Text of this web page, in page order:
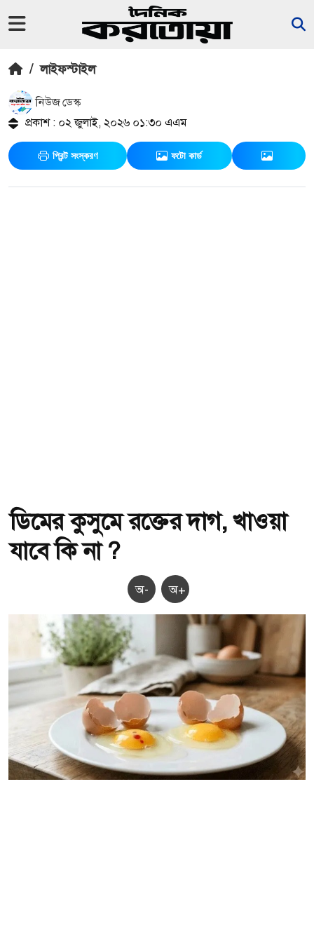
/ লাইফস্টাইল
নিউজ ডেস্ক
প্রকাশ : ০২ জুলাই, ২০২৬ ০১:৩০ এএম
প্রিন্ট সংস্করণ ফটো কার্ড
ডিমের কুসুমে রক্তের দাগ, খাওয়া
যাবে কি না ?
অ- অ+